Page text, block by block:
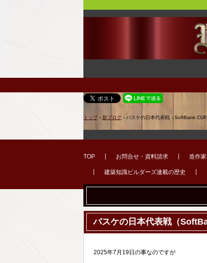
トップ › 新ブログ › バスケの日本代表戦（SoftBank
TOP お問合せ・資料請求 造作
建築知識ビルダーズ連載の歴史
バスケの日本代表戦（
2025年7月19日の事なのですが